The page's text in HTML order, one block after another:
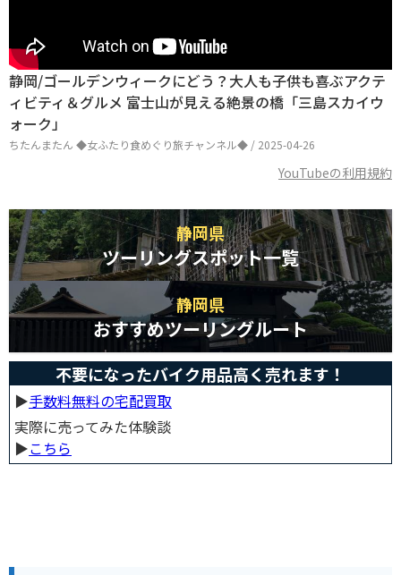
静岡/ゴールデンウィークにどう？大人も子供も喜ぶアクテ
ィビティ＆グルメ 富士山が見える絶景の橋「三島スカイウ
ォーク」
ちたんまたん ◆女ふたり食めぐり旅チャンネル◆ / 2025-04-26
YouTubeの利用規約
静岡県
ツーリングスポット一覧
静岡県
おすすめツーリングルート
不要になったバイク用品高く売れます！
▶︎手数料無料の宅配買取
実際に売ってみた体験談
▶︎こちら